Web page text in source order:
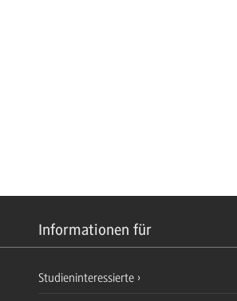
Informationen für
Studieninteressierte